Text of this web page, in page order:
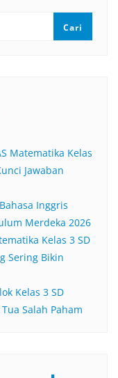
Cari
Matematika Kelas
Jawaban
Inggris
Merdeka 2026
Kelas 3 SD
Sering Bikin
Kelas 3 SD
Salah Paham